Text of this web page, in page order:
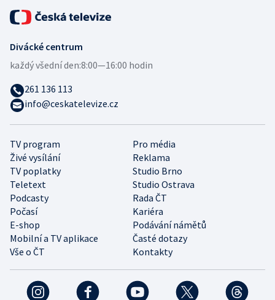
TV program
Pro média
Živé vysílání
Reklama
TV poplatky
Studio Brno
Teletext
Studio Ostrava
Podcasty
Rada ČT
Počasí
Kariéra
E-shop
Podávání námětů
Mobilní a TV aplikace
Časté dotazy
Vše o ČT
Kontakty
Divácké centrum
každý všední den:8:00—16:00 hodin
261 136 113
info@ceskatelevize.cz